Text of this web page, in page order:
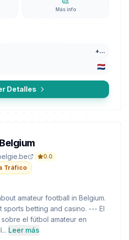
Más info
+...
Detalles
0.0
Tráfico
amateur football in Belgium.
sports betting and casino. --- El
el fútbol amateur en
Leer más